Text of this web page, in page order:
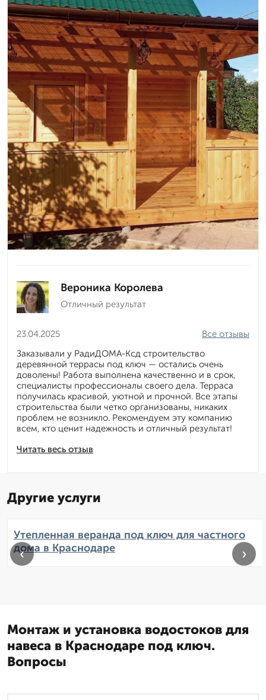
Вероника Королева
Отличный результат
23.04.2025
Читать весь отзыв
Все отзывы
Заказывали у РадиДОМА-Ксд строительство
деревянной террасы под ключ — остались очень
доволены! Работа выполнена качественно и в срок,
специалисты профессионалы своего дела. Терраса
получилась красивой, уютной и прочной. Все этапы
строительства были четко организованы, никаких
проблем не возникло. Рекомендуем эту компанию
всем, кто ценит надежность и отличный результат!
Другие услуги
Утепленная веранда под ключ для частного
дома в Краснодаре
‹ ›
Монтаж и установка водостоков для
навеса в Краснодаре под ключ.
Вопросы